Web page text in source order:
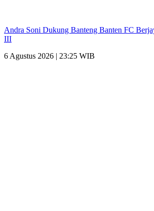
Andra Soni Dukung Banteng Banten FC
III
6 Agustus 2026 | 23:25 WIB